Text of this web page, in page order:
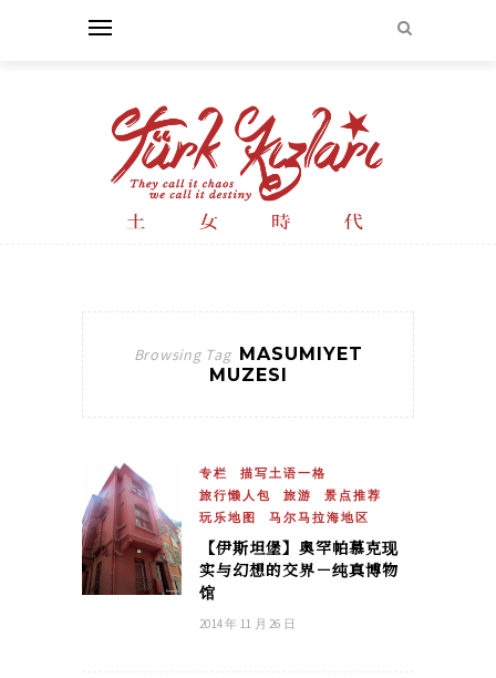
Browsing Tag MASUMIYET
MUZESI
专栏
描写土语一格
旅行懒人包
旅游
景点推荐
玩乐地图
马尔马拉海地区
【伊斯坦堡】奥罕帕慕克现
实与幻想的交界－纯真博物
馆
2014 年 11 月 26 日